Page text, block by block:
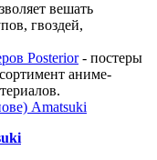
вешать
гвоздей,
Posterior- постеры
аниме-